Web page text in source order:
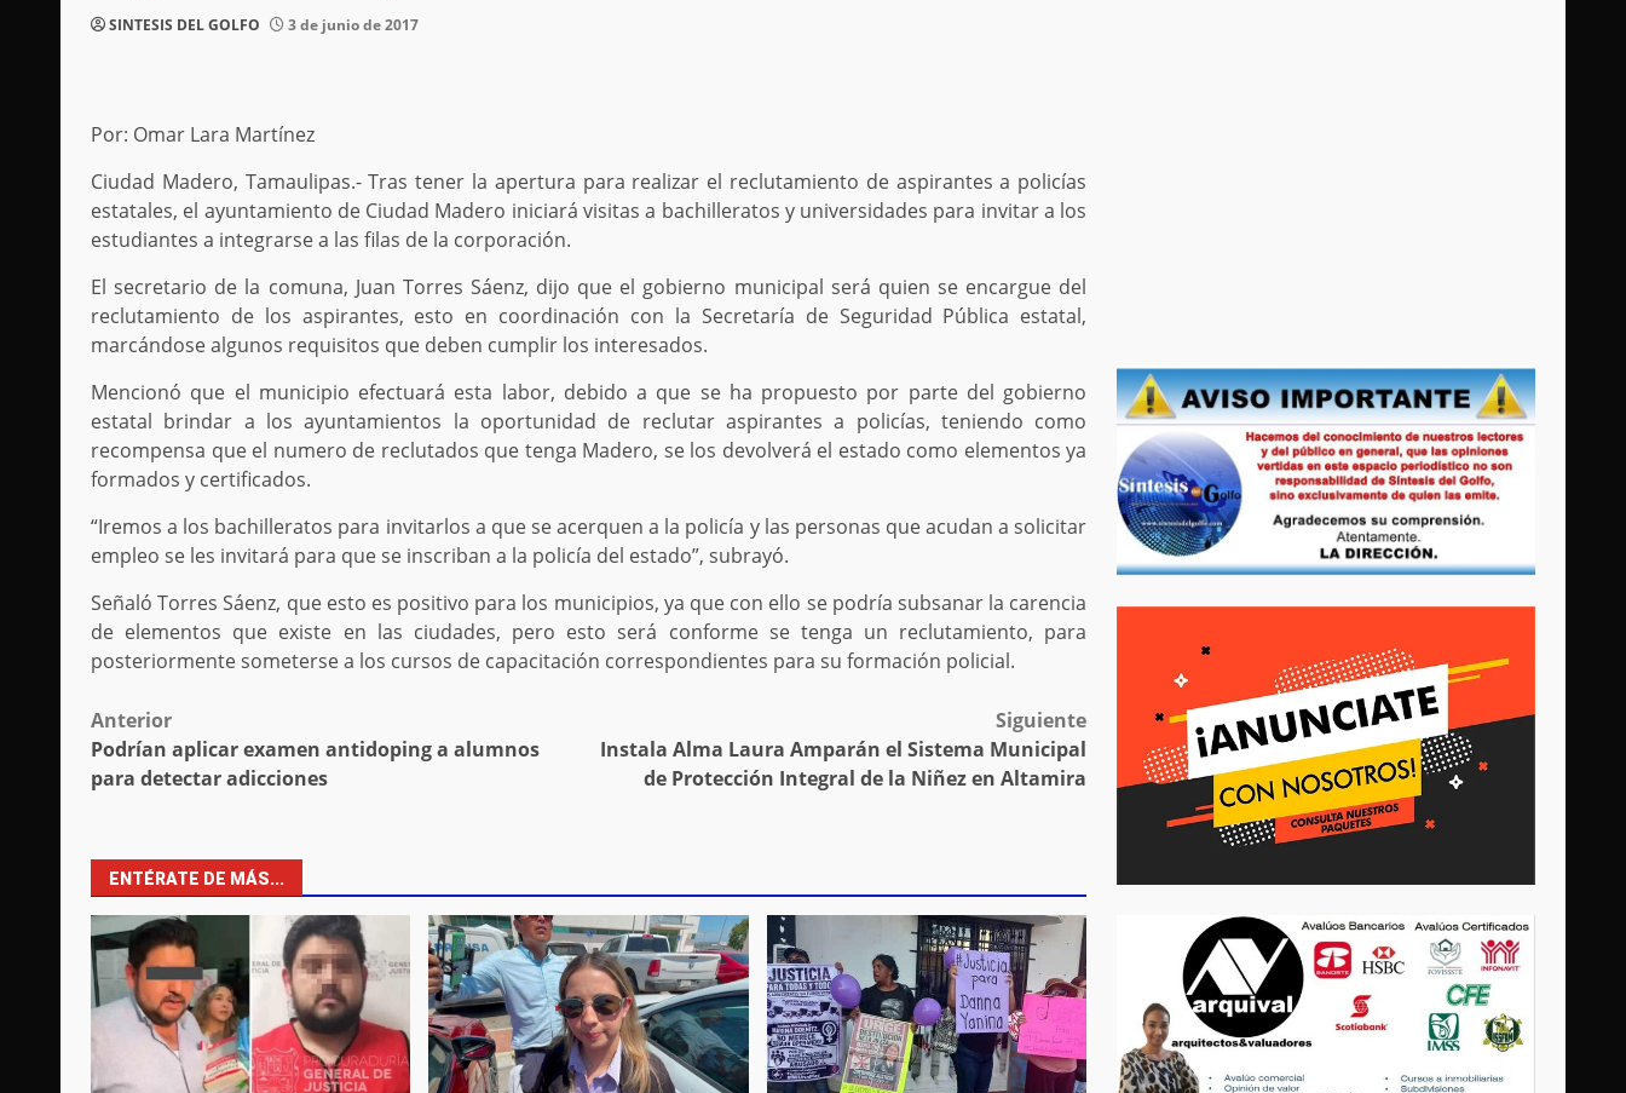
SINTESIS DEL GOLFO 3 de junio de 2017
Por: Omar Lara Martínez
Ciudad Madero, Tamaulipas.- Tras tener la apertura para realizar el reclutamiento de aspirantes a policías
estatales, el ayuntamiento de Ciudad Madero iniciará visitas a bachilleratos y universidades para invitar a los
estudiantes a integrarse a las filas de la corporación.
El secretario de la comuna, Juan Torres Sáenz, dijo que el gobierno municipal será quien se encargue del
reclutamiento de los aspirantes, esto en coordinación con la Secretaría de Seguridad Pública estatal,
marcándose algunos requisitos que deben cumplir los interesados.
Mencionó que el municipio efectuará esta labor, debido a que se ha propuesto por parte del gobierno
estatal brindar a los ayuntamientos la oportunidad de reclutar aspirantes a policías, teniendo como
recompensa que el numero de reclutados que tenga Madero, se los devolverá el estado como elementos ya
formados y certificados.
“Iremos a los bachilleratos para invitarlos a que se acerquen a la policía y las personas que acudan a solicitar
empleo se les invitará para que se inscriban a la policía del estado”, subrayó.
Señaló Torres Sáenz, que esto es positivo para los municipios, ya que con ello se podría subsanar la carencia
de elementos que existe en las ciudades, pero esto será conforme se tenga un reclutamiento, para
posteriormente someterse a los cursos de capacitación correspondientes para su formación policial.
Post
navigation
Anterior
Podrían aplicar examen antidoping a alumnos
para detectar adicciones
Siguiente
Instala Alma Laura Amparán el Sistema Municipal
de Protección Integral de la Niñez en Altamira
ENTÉRATE DE MÁS...